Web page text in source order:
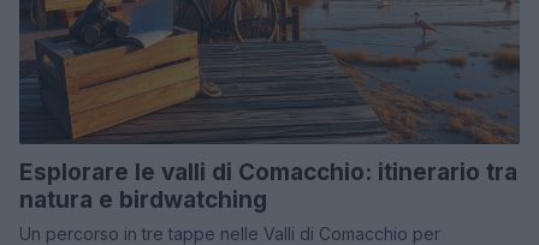
Esplorare le valli di Comacchio: itinerario tra
natura e birdwatching
Un percorso in tre tappe nelle Valli di Comacchio per